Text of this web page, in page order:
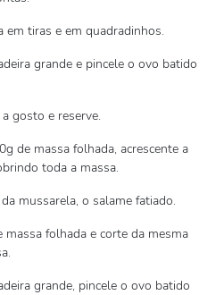
em tiras e em quadradinhos.
grande e pincele o ovo batido
gosto e reserve.
de massa folhada, acrescente a
toda a massa.
mussarela, o salame fatiado.
massa folhada e corte da mesma
grande, pincele o ovo batido